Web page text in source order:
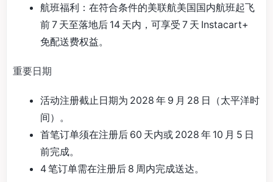
航班福利：在符合条件的美联航美国国内航班起飞
前 7 天至落地后 14 天内，可享受 7 天 Instacart+
免配送费权益。
重要日期
活动注册截止日期为 2028 年 9 月 28 日（太平洋时
间）。
首笔订单须在注册后 60 天内或 2028 年 10 月 5 日
前完成。
4 笔订单需在注册后 8 周内完成送达。